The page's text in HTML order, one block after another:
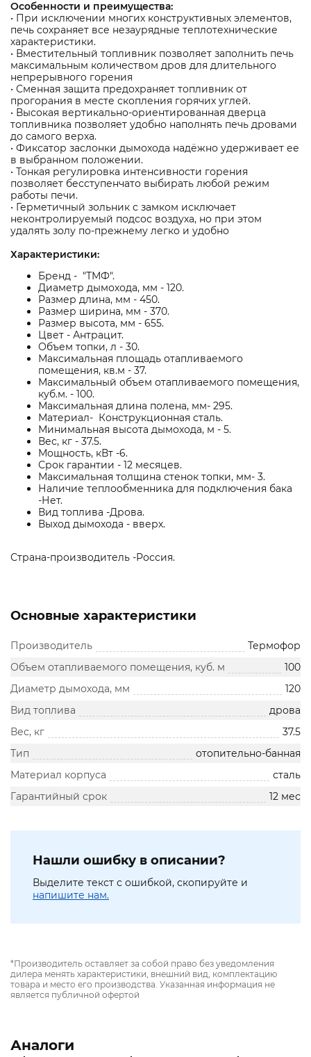
Особенности и преимущества:
• При исключении многих конструктивных элементов,
печь сохраняет все незаурядные теплотехнические
характеристики.
• Вместительный топливник позволяет заполнить печь
максимальным количеством дров для длительного
непрерывного горения
• Сменная защита предохраняет топливник от
прогорания в месте скопления горячих углей.
• Высокая вертикально-ориентированная дверца
топливника позволяет удобно наполнять печь дровами
до самого верха.
• Фиксатор заслонки дымохода надёжно удерживает ее
в выбранном положении.
• Тонкая регулировка интенсивности горения
позволяет бесступенчато выбирать любой режим
работы печи.
• Герметичный зольник с замком исключает
неконтролируемый подсос воздуха, но при этом
удалять золу по-прежнему легко и удобно
Характеристики:
Бренд - "ТМФ".
Диаметр дымохода, мм - 120.
Размер длина, мм - 450.
Размер ширина, мм - 370.
Размер высота, мм - 655.
Цвет - Антрацит.
Объем топки, л - 30.
Максимальная площадь отапливаемого
помещения, кв.м - 37.
Максимальный объем отапливаемого помещения,
куб.м. - 100.
Максимальная длина полена, мм- 295.
Материал- Конструкционная сталь.
Минимальная высота дымохода, м - 5.
Вес, кг - 37.5.
Мощность, кВт -6.
Срок гарантии - 12 месяцев.
Максимальная толщина стенок топки, мм- 3.
Наличие теплообменника для подключения бака
-Нет.
Вид топлива -Дрова.
Выход дымохода - вверх.
Страна-производитель -Россия.
Основные характеристики
Производитель
Термофор
Объем отапливаемого помещения, куб. м
100
Диаметр дымохода, мм
120
Вид топлива
дрова
Вес, кг
37.5
Тип
отопительно-банная
Материал корпуса
сталь
Гарантийный срок
12 мес
Нашли ошибку в описании?
Выделите текст с ошибкой, скопируйте и
напишите нам.
*Производитель оставляет за собой право без уведомления
дилера менять характеристики, внешний вид, комплектацию
товара и место его производства. Указанная информация не
является публичной офертой
Аналоги